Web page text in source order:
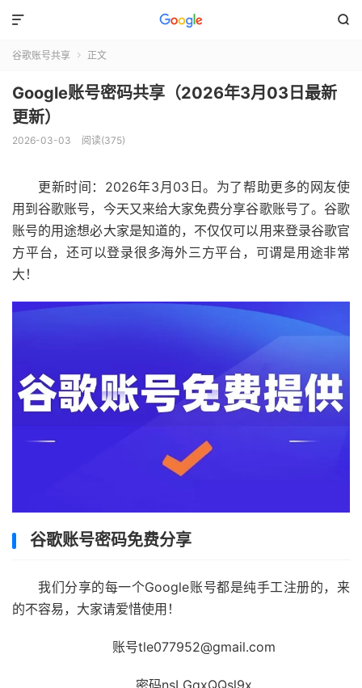


谷歌账号共享  正文
Google账号密码共享（2026年3月03日最新
更新）
2026-03-03 阅读(375)
更新时间：2026年3月03日。为了帮助更多的网友使
用到谷歌账号，今天又来给大家免费分享谷歌账号了。谷歌
账号的用途想必大家是知道的，不仅仅可以用来登录谷歌官
方平台，还可以登录很多海外三方平台，可谓是用途非常
大！
谷歌账号密码免费分享
我们分享的每一个Google账号都是纯手工注册的，来
的不容易，大家请爱惜使用！
账号tle077952@gmail.com